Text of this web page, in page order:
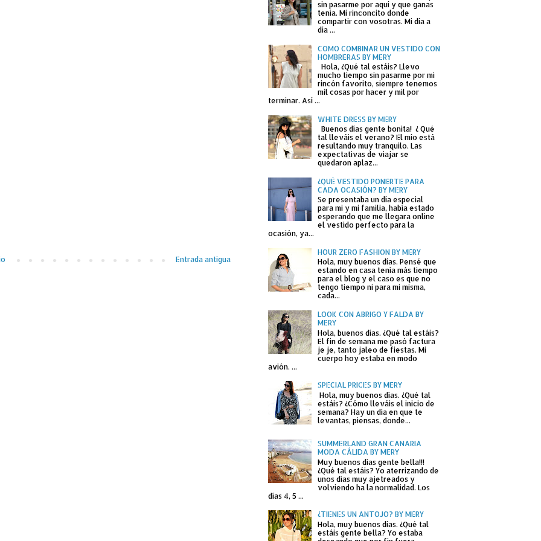
Entrada antigua
sin pasarme por aquí y que ganas
tenía. Mi rinconcito donde
compartir con vosotras. Mi día a
día ...
COMO COMBINAR UN VESTIDO CON
HOMBRERAS BY MERY
Hola, ¿Qué tal estáis? Llevo
mucho tiempo sin pasarme por mi
rincón favorito, siempre tenemos
mil cosas por hacer y mil por
terminar. Así ...
WHITE DRESS BY MERY
Buenos días gente bonita! ¿ Qué
tal lleváis el verano? El mío está
resultando muy tranquilo. Las
expectativas de viajar se
quedaron aplaz...
¿QUÉ VESTIDO PONERTE PARA
CADA OCASIÓN? BY MERY
Se presentaba un día especial
para mi y mi familia, había estado
esperando que me llegara online
el vestido perfecto para la
ocasión, ya...
HOUR ZERO FASHION BY MERY
Hola, muy buenos días. Pensé que
estando en casa tenía más tiempo
para el blog y el caso es que no
tengo tiempo ni para mi misma,
cada...
LOOK CON ABRIGO Y FALDA BY
MERY
Hola, buenos días. ¿Qué tal estáis?
El fin de semana me pasó factura
je je, tanto jaleo de fiestas. Mi
cuerpo hoy estaba en modo
avión. ...
SPECIAL PRICES BY MERY
Hola, muy buenos días. ¿Qué tal
estáis? ¿Cómo lleváis el inicio de
semana? Hay un día en que te
levantas, piensas, donde...
SUMMERLAND GRAN CANARIA
MODA CÁLIDA BY MERY
Muy buenos días gente bella!!!
¿Qué tal estáis? Yo aterrizando de
unos días muy ajetreados y
volviendo ha la normalidad. Los
días 4, 5 ...
¿TIENES UN ANTOJO? BY MERY
Hola, muy buenos días. ¿Qué tal
estáis gente bella? Yo estaba